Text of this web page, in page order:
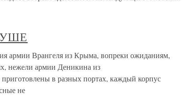
Врангеля из Крыма, вопреки ожиданиям,
нежели армии Деникина из
в разных портах, каждый корпус
не